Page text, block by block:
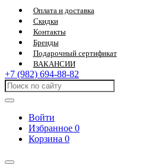
Оплата и доставка
Скидки
Контакты
Бренды
Подарочный сертификат
ВАКАНСИИ
+7 (982) 694-88-82
Войти
Избранное 0
Корзина 0